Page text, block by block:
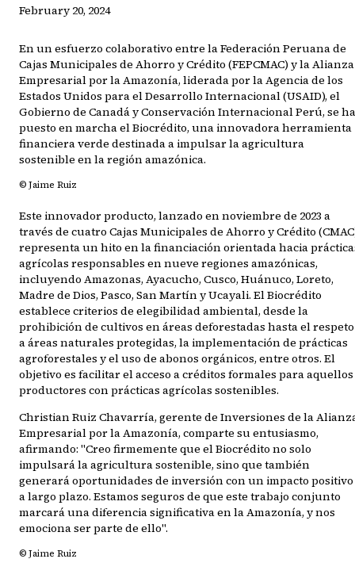
February 20, 2024
En un esfuerzo colaborativo entre la Federación Peruana de
Cajas Municipales de Ahorro y Crédito (FEPCMAC) y la Alianza
Empresarial por la Amazonía, liderada por la Agencia de los
Estados Unidos para el Desarrollo Internacional (USAID), el
Gobierno de Canadá y Conservación Internacional Perú, se ha
puesto en marcha el Biocrédito, una innovadora herramienta
financiera verde destinada a impulsar la agricultura
sostenible en la región amazónica.
© Jaime Ruiz
Este innovador producto, lanzado en noviembre de 2023 a
través de cuatro Cajas Municipales de Ahorro y Crédito
representa un hito en la financiación orientada hacia
agrícolas responsables en nueve regiones amazónicas,
incluyendo Amazonas, Ayacucho, Cusco, Huánuco, Loreto,
Madre de Dios, Pasco, San Martín y Ucayali. El Biocrédito
establece criterios de elegibilidad ambiental, desde la
prohibición de cultivos en áreas deforestadas hasta el respeto
a áreas naturales protegidas, la implementación de prácticas
agroforestales y el uso de abonos orgánicos, entre otros. El
objetivo es facilitar el acceso a créditos formales para aquellos
productores con prácticas agrícolas sostenibles.
Christian Ruiz Chavarría, gerente de Inversiones de la
Empresarial por la Amazonía, comparte su entusiasmo,
afirmando: "Creo firmemente que el Biocrédito no solo
impulsará la agricultura sostenible, sino que también
generará oportunidades de inversión con un impacto positivo
a largo plazo. Estamos seguros de que este trabajo conjunto
marcará una diferencia significativa en la Amazonía, y nos
emociona ser parte de ello".
© Jaime Ruiz